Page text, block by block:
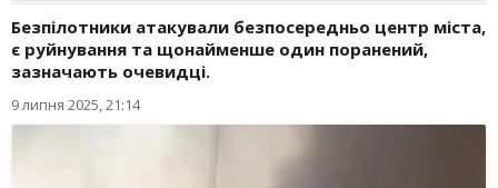
Безпілотники атакували безпосередньо центр міста,
є руйнування та щонайменше один поранений,
зазначають очевидці.
9 липня 2025, 21:14